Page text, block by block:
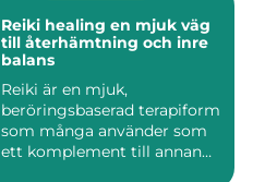
Reiki healing en mjuk väg
till återhämtning och inre
balans
Reiki är en mjuk,
beröringsbaserad terapiform
som många använder som
ett komplement till annan